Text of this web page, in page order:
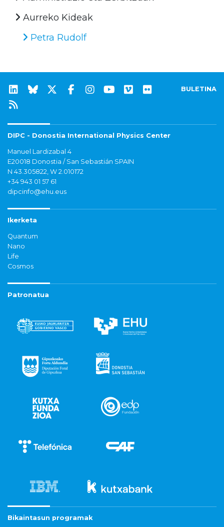
Aurreko Kideak
Petra Rudolf
BULETINA
DIPC - Donostia International Physics Center
Manuel Lardizabal 4
E20018 Donostia / San Sebastián SPAIN
N 43.305822, W 2.010172
+34 943 01 57 61
dipcinfo@ehu.eus
Ikerketa
Quantum
Nano
Life
Cosmos
Patronatua
Bikaintasun programak